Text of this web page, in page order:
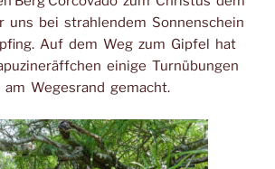
uns bei strahlendem Sonnenschein
Auf dem Weg zum Gipfel hat
einige Turnübungen
Wegesrand gemacht.